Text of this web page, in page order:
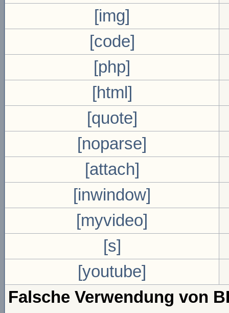
[img]
[code]
[php]
[html]
[quote]
[noparse]
[attach]
[inwindow]
[myvideo]
[s]
[youtube]
Falsche Verwendung von